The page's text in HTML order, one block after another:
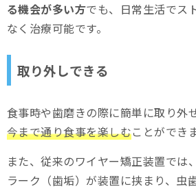
る機会が多い方でも、日常生活でス
なく治療可能です。
取り外しできる
食事時や歯磨きの際に簡単に取り外
今まで通り食事を楽しむことができ
また、従来のワイヤー矯正装置では
ラーク（歯垢）が装置に挟まり、虫